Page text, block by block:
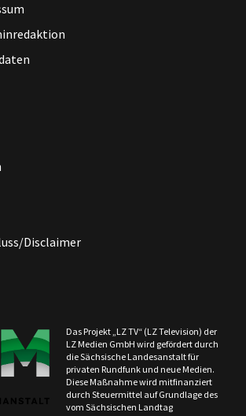
Disclaimer
Das Projekt „LZ TV“ (LZ Television) der
LZ Medien GmbH wird gefördert durch
die Sächsische Landesanstalt für
privaten Rundfunk und neue Medien.
Diese Maßnahme wird mitfinanziert
durch Steuermittel auf Grundlage des
vom Sächsischen Landtag